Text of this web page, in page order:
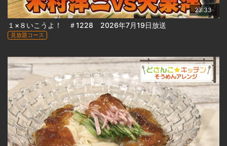
23:33
１×８いこうよ！ ＃1228 2026年7月19日放送
見放題コース